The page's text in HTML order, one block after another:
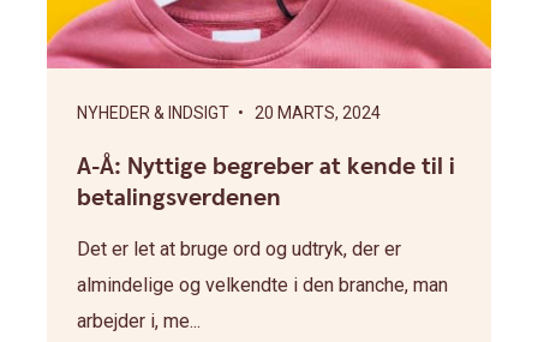
NYHEDER & INDSIGT • 20 MARTS, 2024
A-Å: Nyttige begreber at kende til i
betalingsverdenen
Det er let at bruge ord og udtryk, der er
almindelige og velkendte i den branche, man
arbejder i, me...